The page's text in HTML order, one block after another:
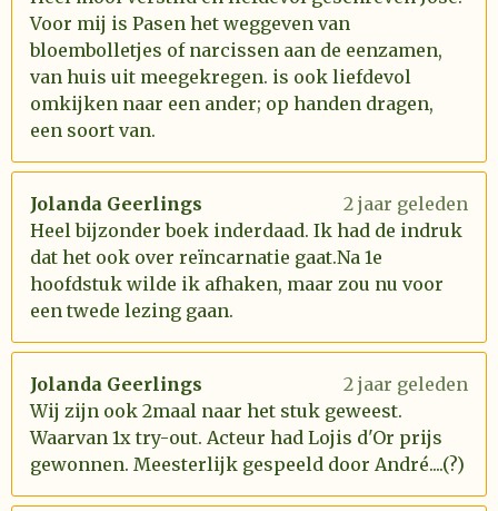
Voor mij is Pasen het weggeven van
bloembolletjes of narcissen aan de eenzamen,
van huis uit meegekregen. is ook liefdevol
omkijken naar een ander; op handen dragen,
een soort van.
Jolanda Geerlings
2 jaar geleden
Heel bijzonder boek inderdaad. Ik had de indruk
dat het ook over reïncarnatie gaat.Na 1e
hoofdstuk wilde ik afhaken, maar zou nu voor
een twede lezing gaan.
Jolanda Geerlings
2 jaar geleden
Wij zijn ook 2maal naar het stuk geweest.
Waarvan 1x try-out. Acteur had Lojis d'Or prijs
gewonnen. Meesterlijk gespeeld door André....(?)